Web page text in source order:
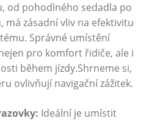
od pohodlného sedadla po
zásadní‌ vliv na efektivitu
Správné umístění
pro komfort řidiče, ale i
během jízdy.Shrneme si,
ovlivňují navigační zážitek.
Ideální je umístit